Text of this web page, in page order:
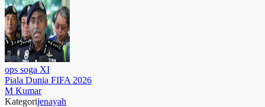
ops soga XI
Piala Dunia FIFA 2026
M Kumar
Kategorijenayah